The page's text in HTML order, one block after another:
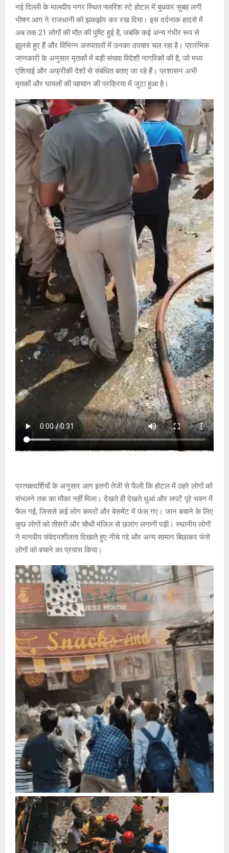
s
A
p
p
b
o
o
k
a
g
e
Li
n
k
er
नई दिल्ली के मालवीय नगर स्थित फ्लरिश स्टे होटल में बुधवार सुबह लगी
भीषण आग ने राजधानी को झकझोर कर रख दिया। इस दर्दनाक हादसे में
अब तक 21 लोगों की मौत की पुष्टि हुई है, जबकि कई अन्य गंभीर रूप से
झुलसे हुए हैं और विभिन्न अस्पतालों में उनका उपचार चल रहा है। प्रारंभिक
जानकारी के अनुसार मृतकों में बड़ी संख्या विदेशी नागरिकों की है, जो मध्य
एशियाई और अफ्रीकी देशों से संबंधित बताए जा रहे हैं। प्रशासन अभी
मृतकों और घायलों की पहचान की प्रक्रिया में जुटा हुआ है।
प्रत्यक्षदर्शियों के अनुसार आग इतनी तेजी से फैली कि होटल में ठहरे लोगों को
संभलने तक का मौका नहीं मिला। देखते ही देखते धुआं और लपटें पूरे भवन में
फैल गईं, जिससे कई लोग कमरों और बेसमेंट में फंस गए। जान बचाने के लिए
कुछ लोगों को तीसरी और चौथी मंजिल से छलांग लगानी पड़ी। स्थानीय लोगों
ने मानवीय संवेदनशीलता दिखाते हुए नीचे गद्दे और अन्य सामान बिछाकर फंसे
लोगों को बचाने का प्रयास किया।